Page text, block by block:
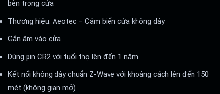
bên trong cửa
Thương hiệu: Aeotec – Cảm biến cửa không dây
Gắn âm vào cửa
Dùng pin CR2 với tuổi thọ lên đến 1 năm
Kết nối không dây chuẩn Z-Wave với khoảng cách lên đến 150
mét (không gian mở)